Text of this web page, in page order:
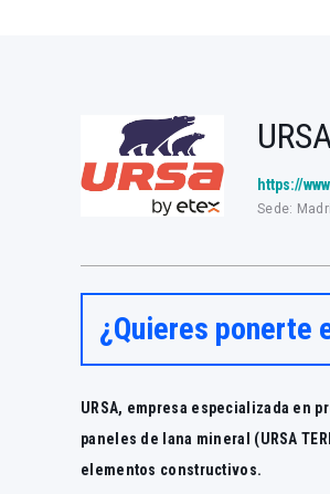
https://
Sede:
¿Quieres ponerte
URSA, empresa especializada en
paneles de lana mineral (URSA
elementos constructivos.